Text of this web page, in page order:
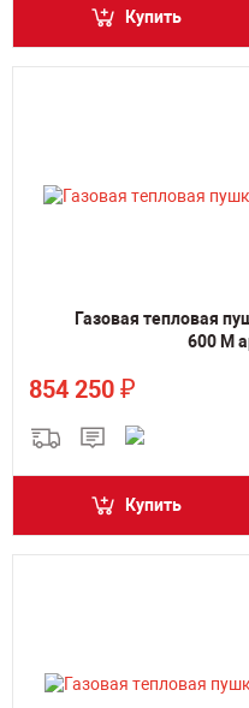
Купить
Газовая тепловая
600 M
854 250 ₽
Купить